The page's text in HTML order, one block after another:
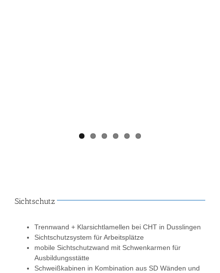
Sichtschutz
Trennwand + Klarsichtlamellen bei CHT in Dusslingen
Sichtschutzsystem für Arbeitsplätze
mobile Sichtschutzwand mit Schwenkarmen für
Ausbildungsstätte
Schweißkabinen in Kombination aus SD Wänden und